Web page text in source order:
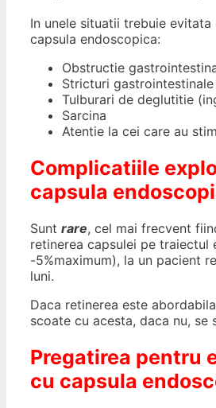
In unele situatii trebuie evitata
capsula endoscopica:
Obstructie
Stricturi
Tulburari de deglutitie
Sarcina
Atentie la cei care au
Complicatiile
capsula
Sunt rare, cel mai frecvent
retinerea capsulei pe traiectul
-5%maximum), la un pacient
luni.
Daca retinerea este
scoate cu acesta, daca nu, se
Pregatirea pentru
cu capsula